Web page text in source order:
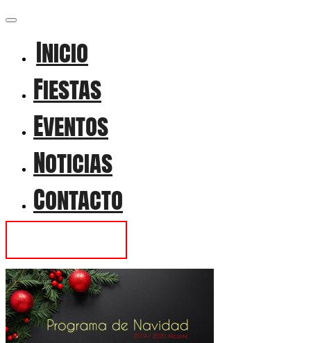
Inicio
Fiestas
Eventos
Noticias
Contacto